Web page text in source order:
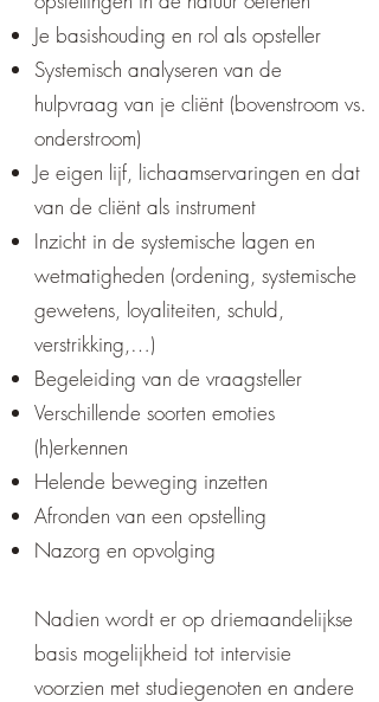
Je basishouding en rol als opsteller
Systemisch analyseren van de
hulpvraag van je cliënt (bovenstroom vs.
onderstroom)
Je eigen lijf, lichaamservaringen en dat
van de cliënt als instrument
Inzicht in de systemische lagen en
wetmatigheden (ordening, systemische
gewetens, loyaliteiten, schuld,
verstrikking,…)
Begeleiding van de vraagsteller
Verschillende soorten emoties
(h)erkennen
Helende beweging inzetten
Afronden van een opstelling
Nazorg en opvolging
Nadien wordt er op driemaandelijkse
basis mogelijkheid tot intervisie
voorzien met studiegenoten en andere